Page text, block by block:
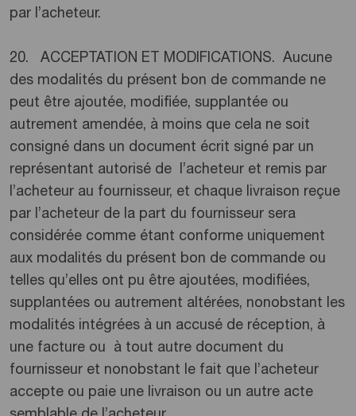
par l’acheteur.
20. ACCEPTATION ET MODIFICATIONS. Aucune
des modalités du présent bon de commande ne
peut être ajoutée, modifiée, supplantée ou
autrement amendée, à moins que cela ne soit
consigné dans un document écrit signé par un
représentant autorisé de l’acheteur et remis par
l’acheteur au fournisseur, et chaque livraison reçue
par l’acheteur de la part du fournisseur sera
considérée comme étant conforme uniquement
aux modalités du présent bon de commande ou
telles qu’elles ont pu être ajoutées, modifiées,
supplantées ou autrement altérées, nonobstant les
modalités intégrées à un accusé de réception, à
une facture ou à tout autre document du
fournisseur et nonobstant le fait que l’acheteur
accepte ou paie une livraison ou un autre acte